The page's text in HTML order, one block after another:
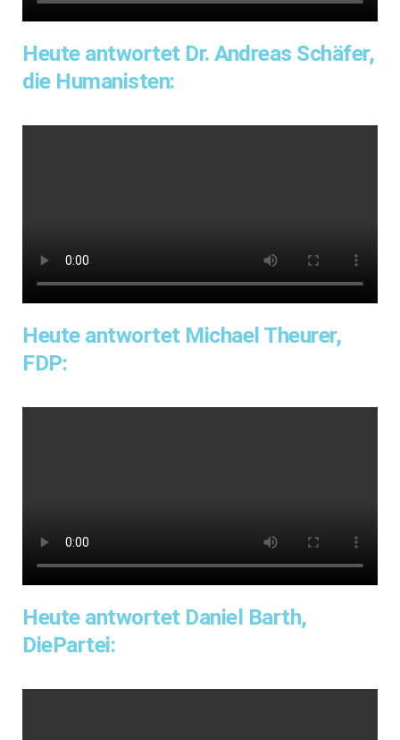
Heute antwortet Dr. Andreas Schäfer,
die Humanisten:
Heute antwortet Michael Theurer,
FDP:
Heute antwortet Daniel Barth,
DiePartei: